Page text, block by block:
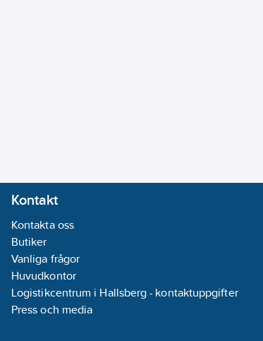
Kontakt
Kontakta oss
Butiker
Vanliga frågor
Huvudkontor
Logistikcentrum i Hallsberg - kontaktuppgifter
Press och media